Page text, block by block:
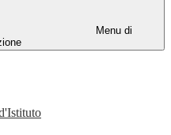
Menu di